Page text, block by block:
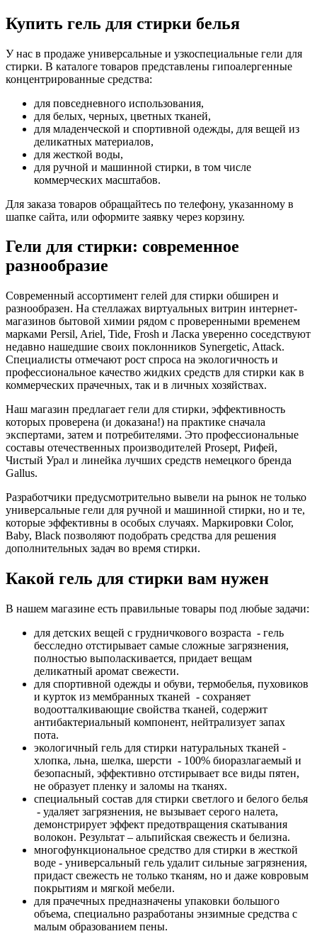
Купить гель для стирки белья
У нас в продаже универсальные и узкоспециальные гели для
стирки. В каталоге товаров представлены гипоалергенные
концентрированные средства:
для повседневного использования,
для белых, черных, цветных тканей,
для младенческой и спортивной одежды, для вещей из
деликатных материалов,
для жесткой воды,
для ручной и машинной стирки, в том числе
коммерческих масштабов.
Для заказа товаров обращайтесь по телефону, указанному в
шапке сайта, или оформите заявку через корзину.
Гели для стирки: современное
разнообразие
Современный ассортимент гелей для стирки обширен и
разнообразен. На стеллажах виртуальных витрин интернет-
магазинов бытовой химии рядом с проверенными временем
марками Persil, Ariel, Tide, Frosh и Ласка уверенно соседствуют
недавно нашедшие своих поклонников Synergetic, Attack.
Специалисты отмечают рост спроса на экологичность и
профессиональное качество жидких средств для стирки как в
коммерческих прачечных, так и в личных хозяйствах.
Наш магазин предлагает гели для стирки, эффективность
которых проверена (и доказана!) на практике сначала
экспертами, затем и потребителями. Это профессиональные
составы отечественных производителей Prosept, Рифей,
Чистый Урал и линейка лучших средств немецкого бренда
Gallus.
Разработчики предусмотрительно вывели на рынок не только
универсальные гели для ручной и машинной стирки, но и те,
которые эффективны в особых случаях. Маркировки Color,
Baby, Black позволяют подобрать средства для решения
дополнительных задач во время стирки.
Какой гель для стирки вам нужен
В нашем магазине есть правильные товары под любые задачи:
для детских вещей с грудничкового возраста - гель
бесследно отстирывает самые сложные загрязнения,
полностью выполаскивается, придает вещам
деликатный аромат свежести.
для спортивной одежды и обуви, термобелья, пуховиков
и курток из мембранных тканей - сохраняет
водоотталкивающие свойства тканей, содержит
антибактериальный компонент, нейтрализует запах
пота.
экологичный гель для стирки натуральных тканей -
хлопка, льна, шелка, шерсти - 100% биоразлагаемый и
безопасный, эффективно отстирывает все виды пятен,
не образует пленку и заломы на тканях.
специальный состав для стирки светлого и белого белья
- удаляет загрязнения, не вызывает серого налета,
демонстрирует эффект предотвращения скатывания
волокон. Результат – альпийская свежесть и белизна.
многофункциональное средство для стирки в жесткой
воде - универсальный гель удалит сильные загрязнения,
придаст свежесть не только тканям, но и даже ковровым
покрытиям и мягкой мебели.
для прачечных предназначены упаковки большого
объема, специально разработаны энзимные средства с
малым образованием пены.